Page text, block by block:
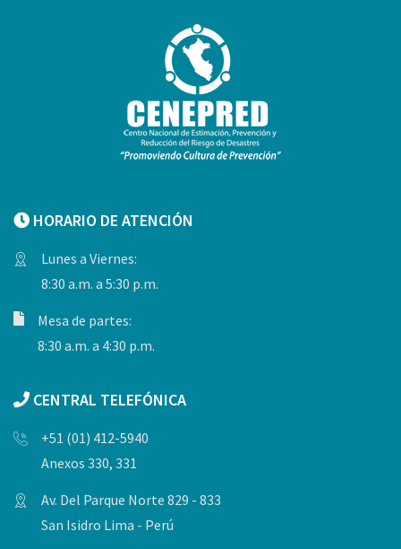
HORARIO DE ATENCIÓN
Lunes a Viernes:
8:30 a.m. a 5:30 p.m.
Mesa de partes:
8:30 a.m. a 4:30 p.m.
CENTRAL TELEFÓNICA
+51 (01) 412-5940
Anexos 330, 331
Av. Del Parque Norte 829 - 833
San Isidro Lima - Perú